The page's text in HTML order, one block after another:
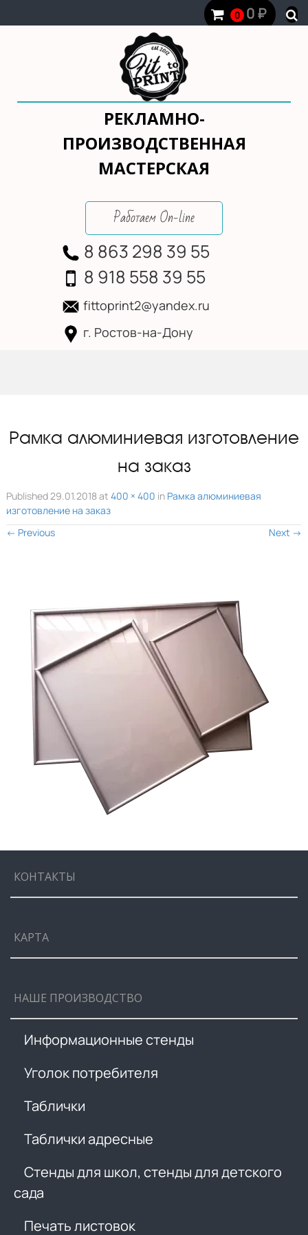
0 0₽
РЕКЛАМНО-
ПРОИЗВОДСТВЕННАЯ
МАСТЕРСКАЯ
Работаем On-line
8 863 298 39 55
8 918 558 39 55
fittoprint2@yandex.ru
г. Ростов-на-Дону
Рамка алюминиевая изготовление
на заказ
Published29.01.2018at 400 × 400 in Рамка алюминиевая
изготовление на заказ
← Previous Next →
КОНТАКТЫ
КАРТА
НАШЕ ПРОИЗВОДСТВО
Информационные стенды
Уголок потребителя
Таблички
Таблички адресные
Стенды для школ, стенды для детского
сада
Печать листовок